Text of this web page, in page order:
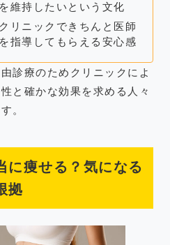
維持したいという文化
リニックできちんと医師
指導してもらえる安心感
診療のためクリニックによ
と確かな効果を求める人々
。
に痩せる？気になる
拠